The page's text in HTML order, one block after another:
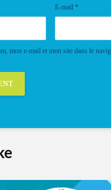
E-mail *
mon e-mail et mon site dans le